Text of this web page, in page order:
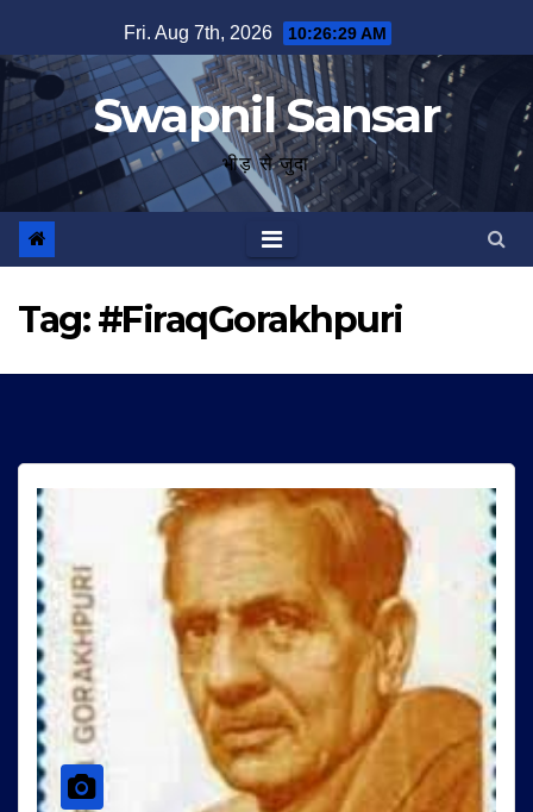
to
content
Fri. Aug 7th, 2026 10:26:30 AM
Swapnil Sansar
भीड़ से जुदा
Tag:#FiraqGorakhpuri